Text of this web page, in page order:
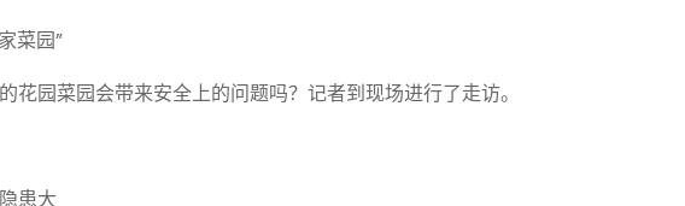
菜园”
园菜园会带来安全上的问题吗？记者到现场进行了走访。
患大